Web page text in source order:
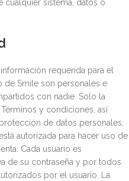
cualquier sistema, datos o
requerida para el
de Smile son personales e
con nadie. Solo la
y condiciones, así
de datos personales,
autorizada para hacer uso de
Cada usuario es
de su contraseña y por todos
por el usuario. La